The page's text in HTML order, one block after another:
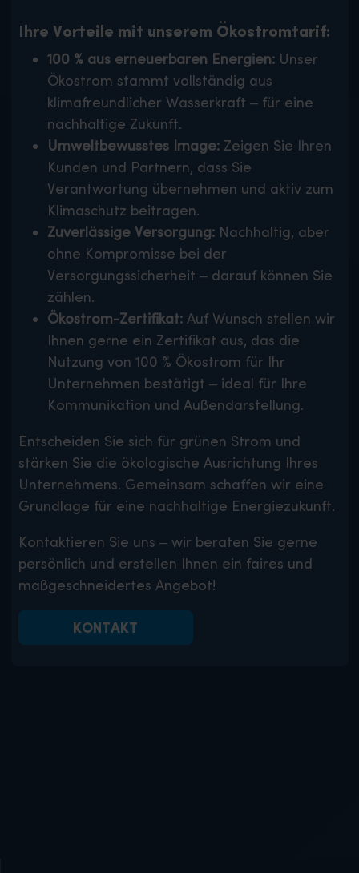
Ihre Vorteile mit unserem Ökostromtarif:
100 % aus erneuerbaren Energien:Unser
Ökostrom stammt vollständig aus
klimafreundlicher Wasserkraft – für eine
nachhaltige Zukunft.
Umweltbewusstes Image:Zeigen Sie Ihren
Kunden und Partnern, dass Sie
Verantwortung übernehmen und aktiv zum
Klimaschutz beitragen.
Zuverlässige Versorgung:Nachhaltig, aber
ohne Kompromisse bei der
Versorgungssicherheit – darauf können Sie
zählen.
Ökostrom-Zertifikat:Auf Wunsch stellen wir
Ihnen gerne ein Zertifikat aus, das die
Nutzung von 100 % Ökostrom für Ihr
Unternehmen bestätigt – ideal für Ihre
Kommunikation und Außendarstellung.
Entscheiden Sie sich für grünen Strom und
stärken Sie die ökologische Ausrichtung Ihres
Unternehmens. Gemeinsam schaffen wir eine
Grundlage für eine nachhaltige Energiezukunft.
Kontaktieren Sie uns – wir beraten Sie gerne
persönlich und erstellen Ihnen ein faires und
maßgeschneidertes Angebot!
KONTAKT